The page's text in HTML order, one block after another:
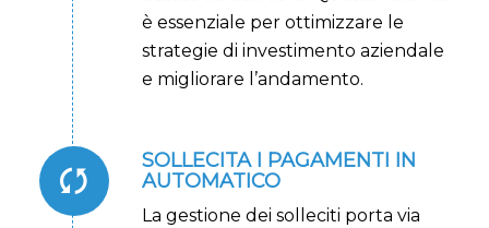
è essenziale per ottimizzare le
strategie di investimento aziendale
e migliorare l’andamento.
SOLLECITA I PAGAMENTI IN
AUTOMATICO
La gestione dei solleciti porta via